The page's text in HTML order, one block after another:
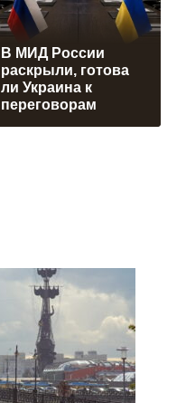
В МИД России
раскрыли, готова
ли Украина к
переговорам